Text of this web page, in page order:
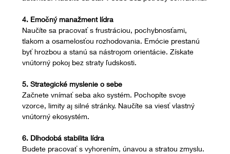
4. Emočný manažment lídra
Naučíte sa pracovať s frustráciou, pochybnosťami,
tlakom a osamelosťou rozhodovania. Emócie prestanú
byť hrozbou a stanú sa nástrojom orientácie. Získate
vnútorný pokoj bez straty ľudskosti.
5. Strategické myslenie o sebe
Začnete vnímať seba ako systém. Pochopíte svoje
vzorce, limity aj silné stránky. Naučíte sa viesť vlastný
vnútorný ekosystém.
6. Dlhodobá stabilita lídra
Budete pracovať s vyhorením, únavou a stratou zmyslu.